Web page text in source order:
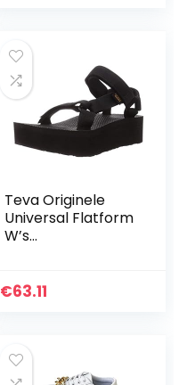
Teva Originele
Universal Flatform
W’s
€63.11